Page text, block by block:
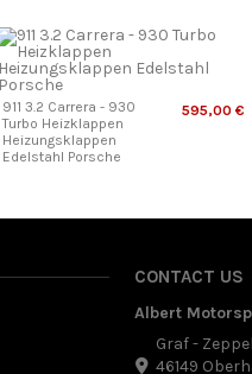
911 3.2 Carrera - 930
Turbo Heizklappen
Heizungsklappen
Edelstahl Porsche
595,00 €
CONTACT US
Albert
Graf -
46149